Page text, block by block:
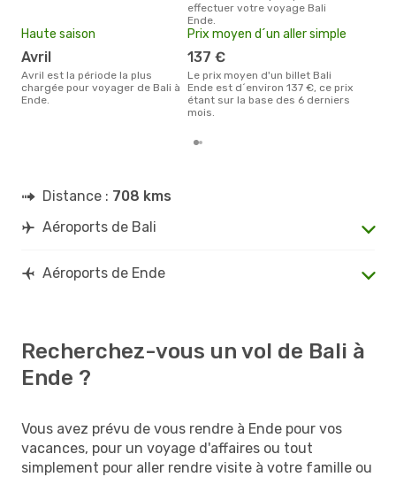
effectuer votre voyage Bali
Ende.
Haute saison
avril
avril est la période la plus
chargée pour voyager de Bali à
Ende.
Prix moyen d´un aller simple
137 €
Le prix moyen d'un billet Bali
Ende est d´environ 137 €, ce prix
étant sur la base des 6 derniers
mois.
Distance : 708 kms
Aéroports de Bali
Aéroports de Ende
Recherchez-vous un vol de Bali à
Ende ?
Vous avez prévu de vous rendre à Ende pour vos
vacances, pour un voyage d'affaires ou tout
simplement pour aller rendre visite à votre famille ou